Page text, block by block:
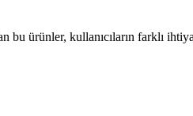
ürünler, kullanıcıların farklı